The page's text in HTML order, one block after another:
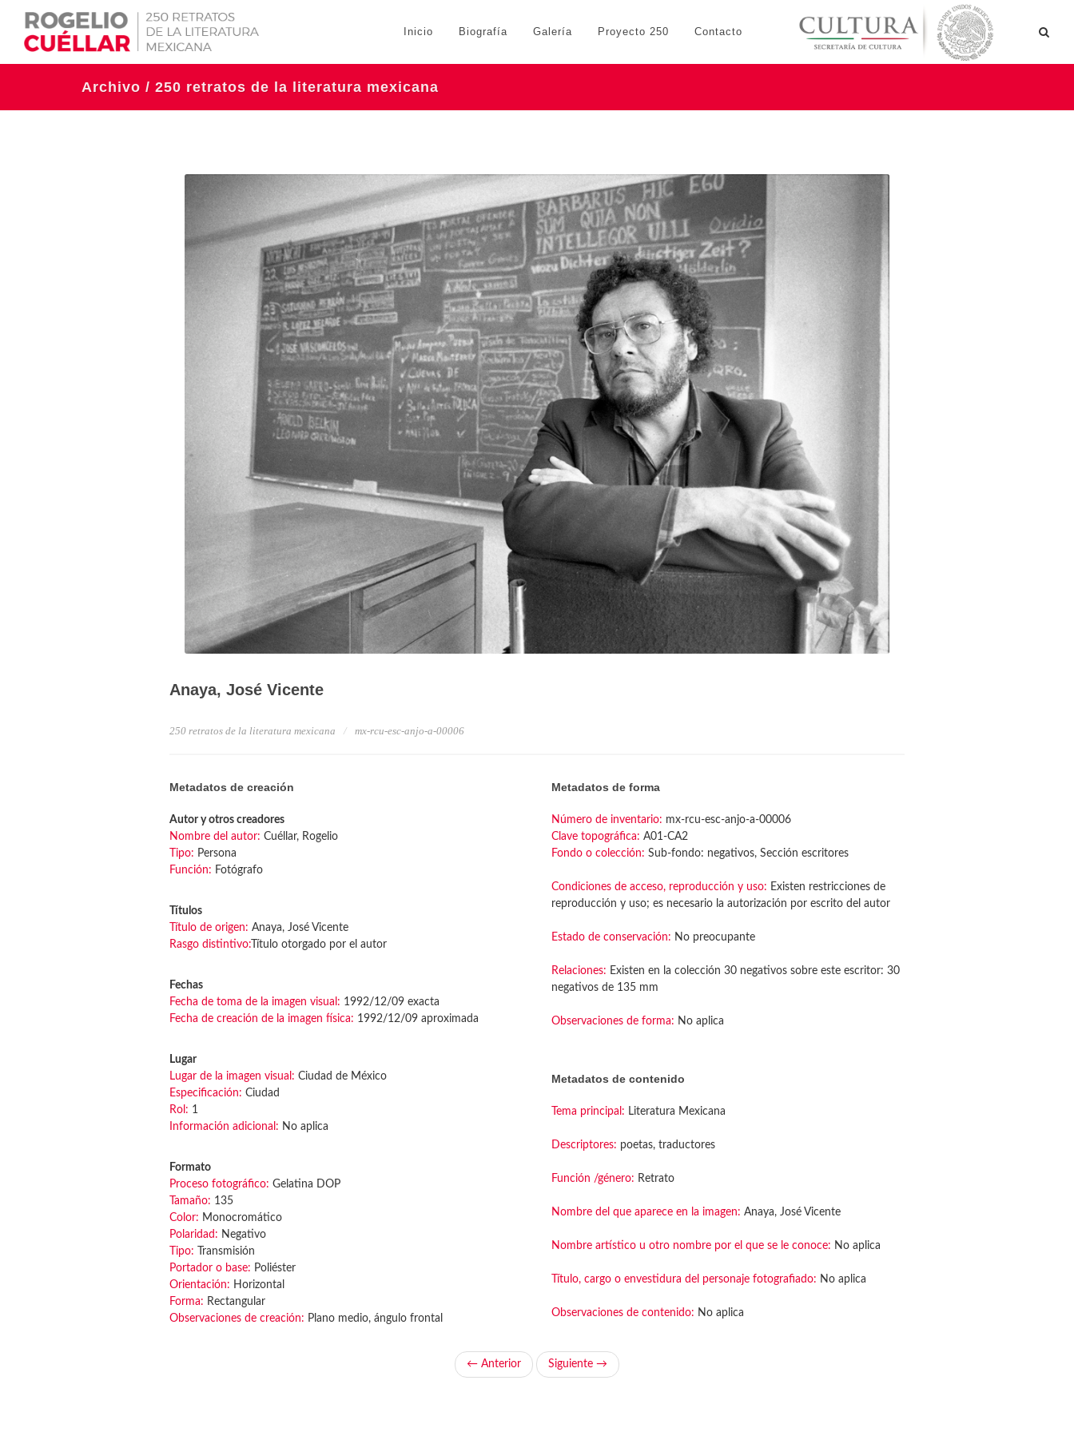
Inicio Biografía Galería Proyecto 250 Contacto
Archivo / 250 retratos de la literatura mexicana
Anaya, José Vicente
250 retratos de la literatura mexicana mx-rcu-esc-anjo-a-00006
Metadatos de creación
Autor y otros creadores
Nombre del autor: Cuéllar, Rogelio
Tipo: Persona
Función: Fotógrafo
Títulos
Título de origen: Anaya, José Vicente
Rasgo distintivo: Título otorgado por el autor
Fechas
Fecha de toma de la imagen visual: 1992/12/09 exacta
Fecha de creación de la imagen física: 1992/12/09 aproximada
Lugar
Lugar de la imagen visual: Ciudad de México
Especificación: Ciudad
Rol: 1
Información adicional: No aplica
Formato
Proceso fotográfico: Gelatina DOP
Tamaño: 135
Color: Monocromático
Polaridad: Negativo
Tipo: Transmisión
Portador o base: Poliéster
Orientación: Horizontal
Forma: Rectangular
Observaciones de creación: Plano medio, ángulo frontal
Metadatos de forma
Número de inventario: mx-rcu-esc-anjo-a-00006
Clave topográfica: A01-CA2
Fondo o colección: Sub-fondo: negativos, Sección escritores
Condiciones de acceso, reproducción y uso: Existen restricciones de
reproducción y uso; es necesario la autorización por escrito del autor
Estado de conservación: No preocupante
Relaciones: Existen en la colección 30 negativos sobre este escritor: 30
negativos de 135 mm
Observaciones de forma: No aplica
Metadatos de contenido
Tema principal: Literatura Mexicana
Descriptores: poetas, traductores
Función /género: Retrato
Nombre del que aparece en la imagen: Anaya, José Vicente
Nombre artístico u otro nombre por el que se le conoce: No aplica
Título, cargo o envestidura del personaje fotografiado: No aplica
Observaciones de contenido: No aplica
← Anterior Siguiente →